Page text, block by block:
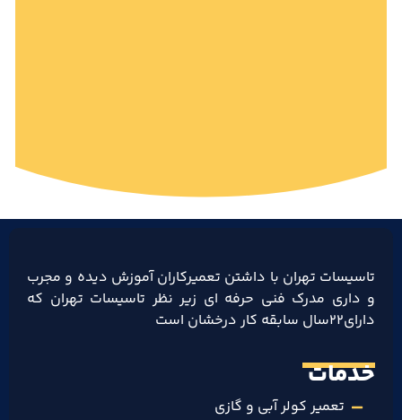
تاسیسات تهران با داشتن تعمیرکاران آموزش دیده و مجرب
و داری مدرک فنی حرفه ای زیر نظر تاسیسات تهران که
دارای۲۲سال سابقه کار درخشان است
خدمات
تعمیر کولر آبی و گازی